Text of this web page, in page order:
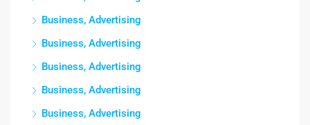
Business, Advertising
Business, Advertising
Business, Advertising
Business, Advertising
Business, Advertising